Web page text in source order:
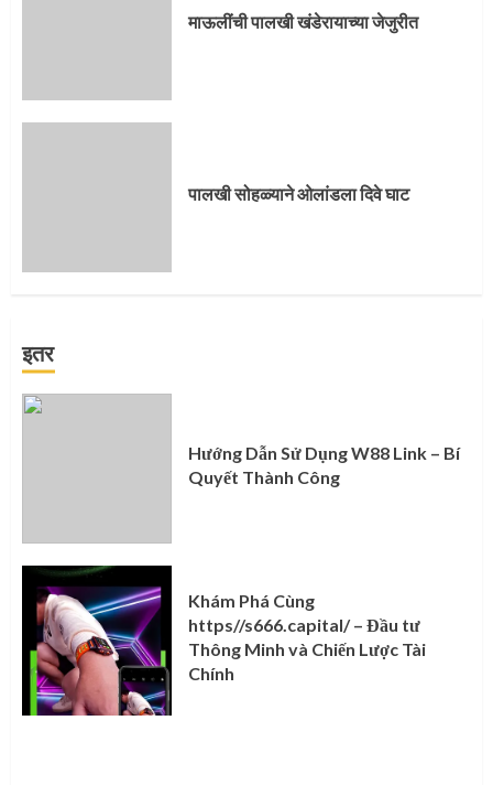
माऊलींची पालखी खंडेरायाच्या जेजुरीत
पालखी सोहळ्याने ओलांडला दिवे घाट
इतर
Hướng Dẫn Sử Dụng W88 Link – Bí
Quyết Thành Công
Khám Phá Cùng
https//s666.capital/ – Đầu tư
Thông Minh và Chiến Lược Tài
Chính